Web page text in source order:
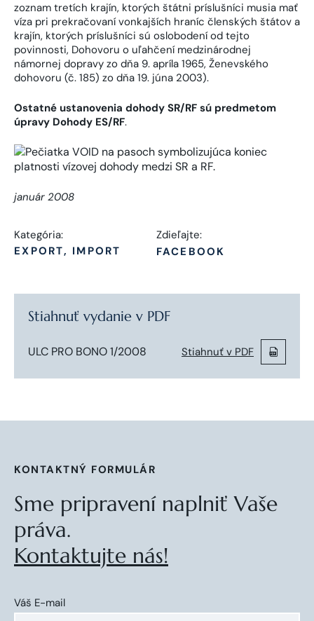
zoznam tretích krajín, ktorých štátni príslušníci musia mať
víza pri prekračovaní vonkajších hraníc členských štátov a
krajín, ktorých príslušníci sú oslobodení od tejto
povinnosti, Dohovoru o uľahčení medzinárodnej
námornej dopravy zo dňa 9. apríla 1965, Ženevského
dohovoru (č. 185) zo dňa 19. júna 2003).
Ostatné ustanovenia dohody SR/RF sú predmetom
úpravy Dohody ES/RF.
január 2008
Kategória:
EXPORT, IMPORT
Zdieľajte:
FACEBOOK
Stiahnuť vydanie v PDF
ULC PRO BONO 1/2008 Stiahnuť v PDF
KONTAKTNÝ FORMULÁR
Sme pripravení naplniť Vaše
práva.
Kontaktujte nás!
Váš E-mail